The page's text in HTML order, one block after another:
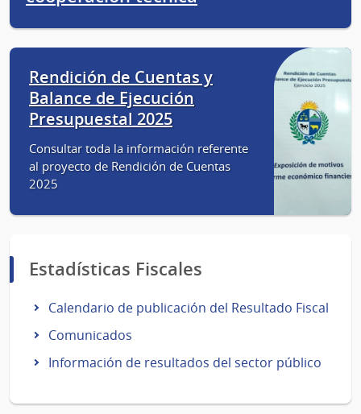
Rendición de Cuentas y
Balance de Ejecución
Presupuestal 2025
Consultar toda la información referente
al proyecto de Rendición de Cuentas
2025
Estadísticas Fiscales
Calendario de publicación del Resultado Fiscal
Comunicados
Información de resultados del sector público